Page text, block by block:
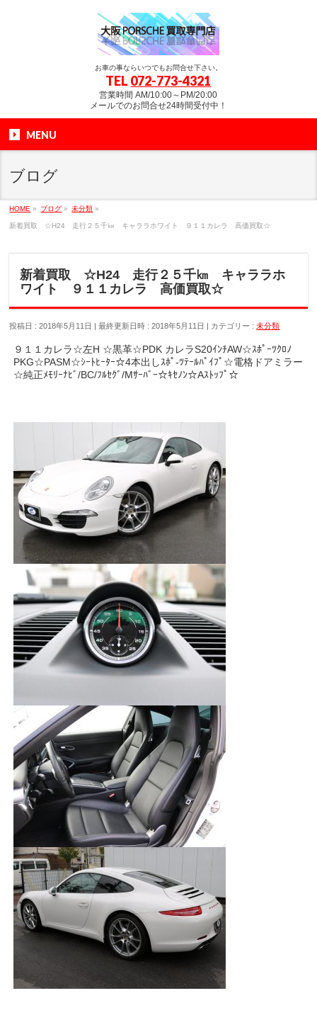
お車の事ならいつでもお問合せ下さい。
TEL 072-773-4321
営業時間 AM/10:00～PM/20:00
メールでのお問合せ24時間受付中！
MENU
ブログ
HOME » ブログ » 未分類 »
新着買取 ☆H24 走行２５千㎞ キャララホワイト ９１１カレラ 高価買取☆
新着買取 ☆H24 走行２５千㎞ キャララホ
ワイト ９１１カレラ 高価買取☆
投稿日 : 2018年5月11日 最終更新日時 : 2018年5月11日 カテゴリー :未分類
９１１カレラ☆左H ☆黒革☆PDK カレラS20ｲﾝﾁAW☆ｽﾎﾟｰﾂｸﾛﾉ
PKG☆PASM☆ｼｰﾄﾋｰﾀｰ☆4本出しｽﾎﾟ-ﾂﾃｰﾙﾊﾟｲﾌﾟ☆電格ドアミラー
☆純正ﾒﾓﾘｰﾅﾋﾞ/BC/ﾌﾙｾｸﾞ/Mｻｰﾊﾞｰ☆ｷｾﾉﾝ☆Aｽﾄｯﾌﾟ☆